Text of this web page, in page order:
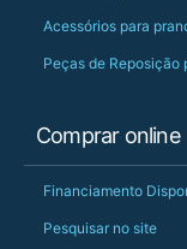
Acessórios para
Peças de Reposição
Comprar online
Financiamento
Pesquisar no site